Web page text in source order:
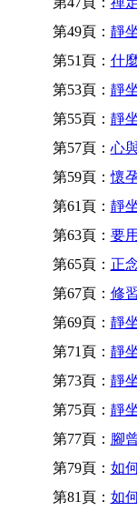
第49頁： 靜
第51頁： 什
第53頁： 靜
第55頁： 靜
第57頁： 心
第59頁：懷
第61頁： 靜
第63頁： 要
第65頁： 正
第67頁： 修
第69頁： 靜
第71頁： 靜
第73頁： 靜
第75頁： 靜
第77頁： 腳
第79頁： 如
第81頁： 如